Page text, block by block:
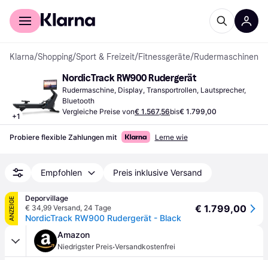
Für Shopper
Klarna/Shopping/Sport & Freizeit/Fitnessgeräte/Rudermaschinen
+1
NordicTrack RW900 Rudergerät
Rudermaschine, Display, Transportrollen, Lautsprecher,
Bluetooth
Vergleiche Preise von€ 1.567,56bis€ 1.799,00
Probiere flexible Zahlungen mit Lerne wie
Empfohlen Preis inklusive Versand
ANZEIGE
Deporvillage
€ 34,99 Versand, 24 Tage
NordicTrack RW900 Rudergerät - Black
€ 1.799,00
Amazon
Niedrigster Preis·Versandkostenfrei